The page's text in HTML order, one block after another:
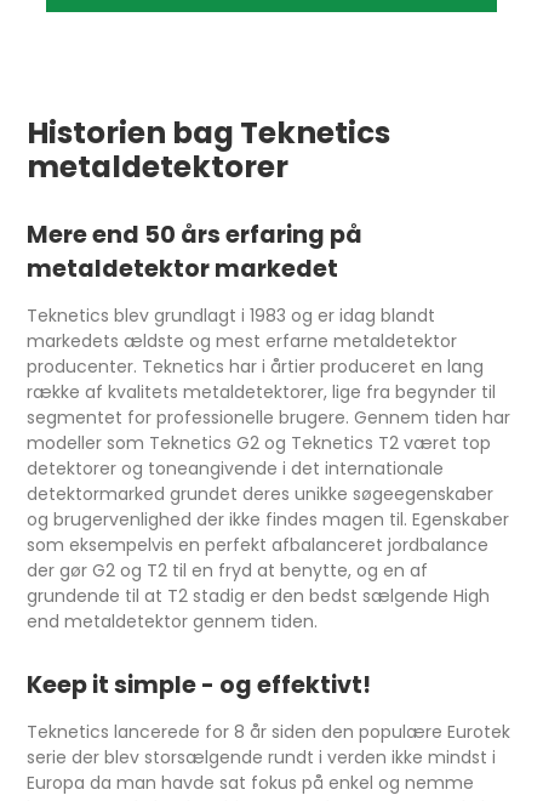
Historien bag Teknetics
metaldetektorer
Mere end 50 års erfaring på
metaldetektor markedet
Teknetics blev grundlagt i 1983 og er idag blandt
markedets ældste og mest erfarne metaldetektor
producenter. Teknetics har i årtier produceret en lang
række af kvalitets metaldetektorer, lige fra begynder til
segmentet for professionelle brugere. Gennem tiden har
modeller som Teknetics G2 og Teknetics T2 været top
detektorer og toneangivende i det internationale
detektormarked grundet deres unikke søgeegenskaber
og brugervenlighed der ikke findes magen til. Egenskaber
som eksempelvis en perfekt afbalanceret jordbalance
der gør G2 og T2 til en fryd at benytte, og en af
grundende til at T2 stadig er den bedst sælgende High
end metaldetektor gennem tiden.
Keep it simple - og effektivt!
Teknetics lancerede for 8 år siden den populære Eurotek
serie der blev storsælgende rundt i verden ikke mindst i
Europa da man havde sat fokus på enkel og nemme